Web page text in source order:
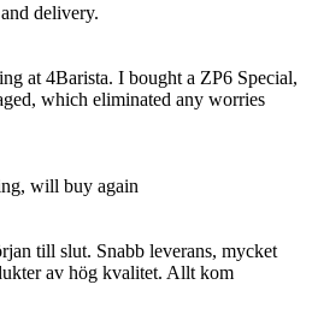
delivery.
at 4Barista. I bought a ZP6 Special,
which eliminated any worries
will buy again
till slut. Snabb leverans, mycket
av hög kvalitet. Allt kom